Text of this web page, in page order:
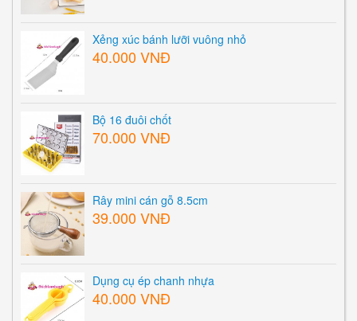
Xẻng xúc bánh lưỡi vuông nhỏ
40.000 VNĐ
Bộ 16 đuôi chốt
70.000 VNĐ
Rây mini cán gỗ 8.5cm
39.000 VNĐ
Dụng cụ ép chanh nhựa
40.000 VNĐ